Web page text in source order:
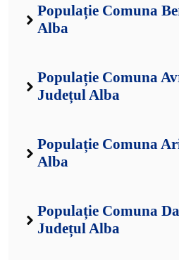
Populație Comuna
Alba
Populație Comuna
Județul Alba
Populație Comuna
Alba
Populație Comuna
Județul Alba